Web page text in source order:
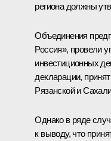
региона должны
Объединения
Россия», провели
инвестиционных
декларации,
Рязанской и
Однако в ряде
к выводу, что